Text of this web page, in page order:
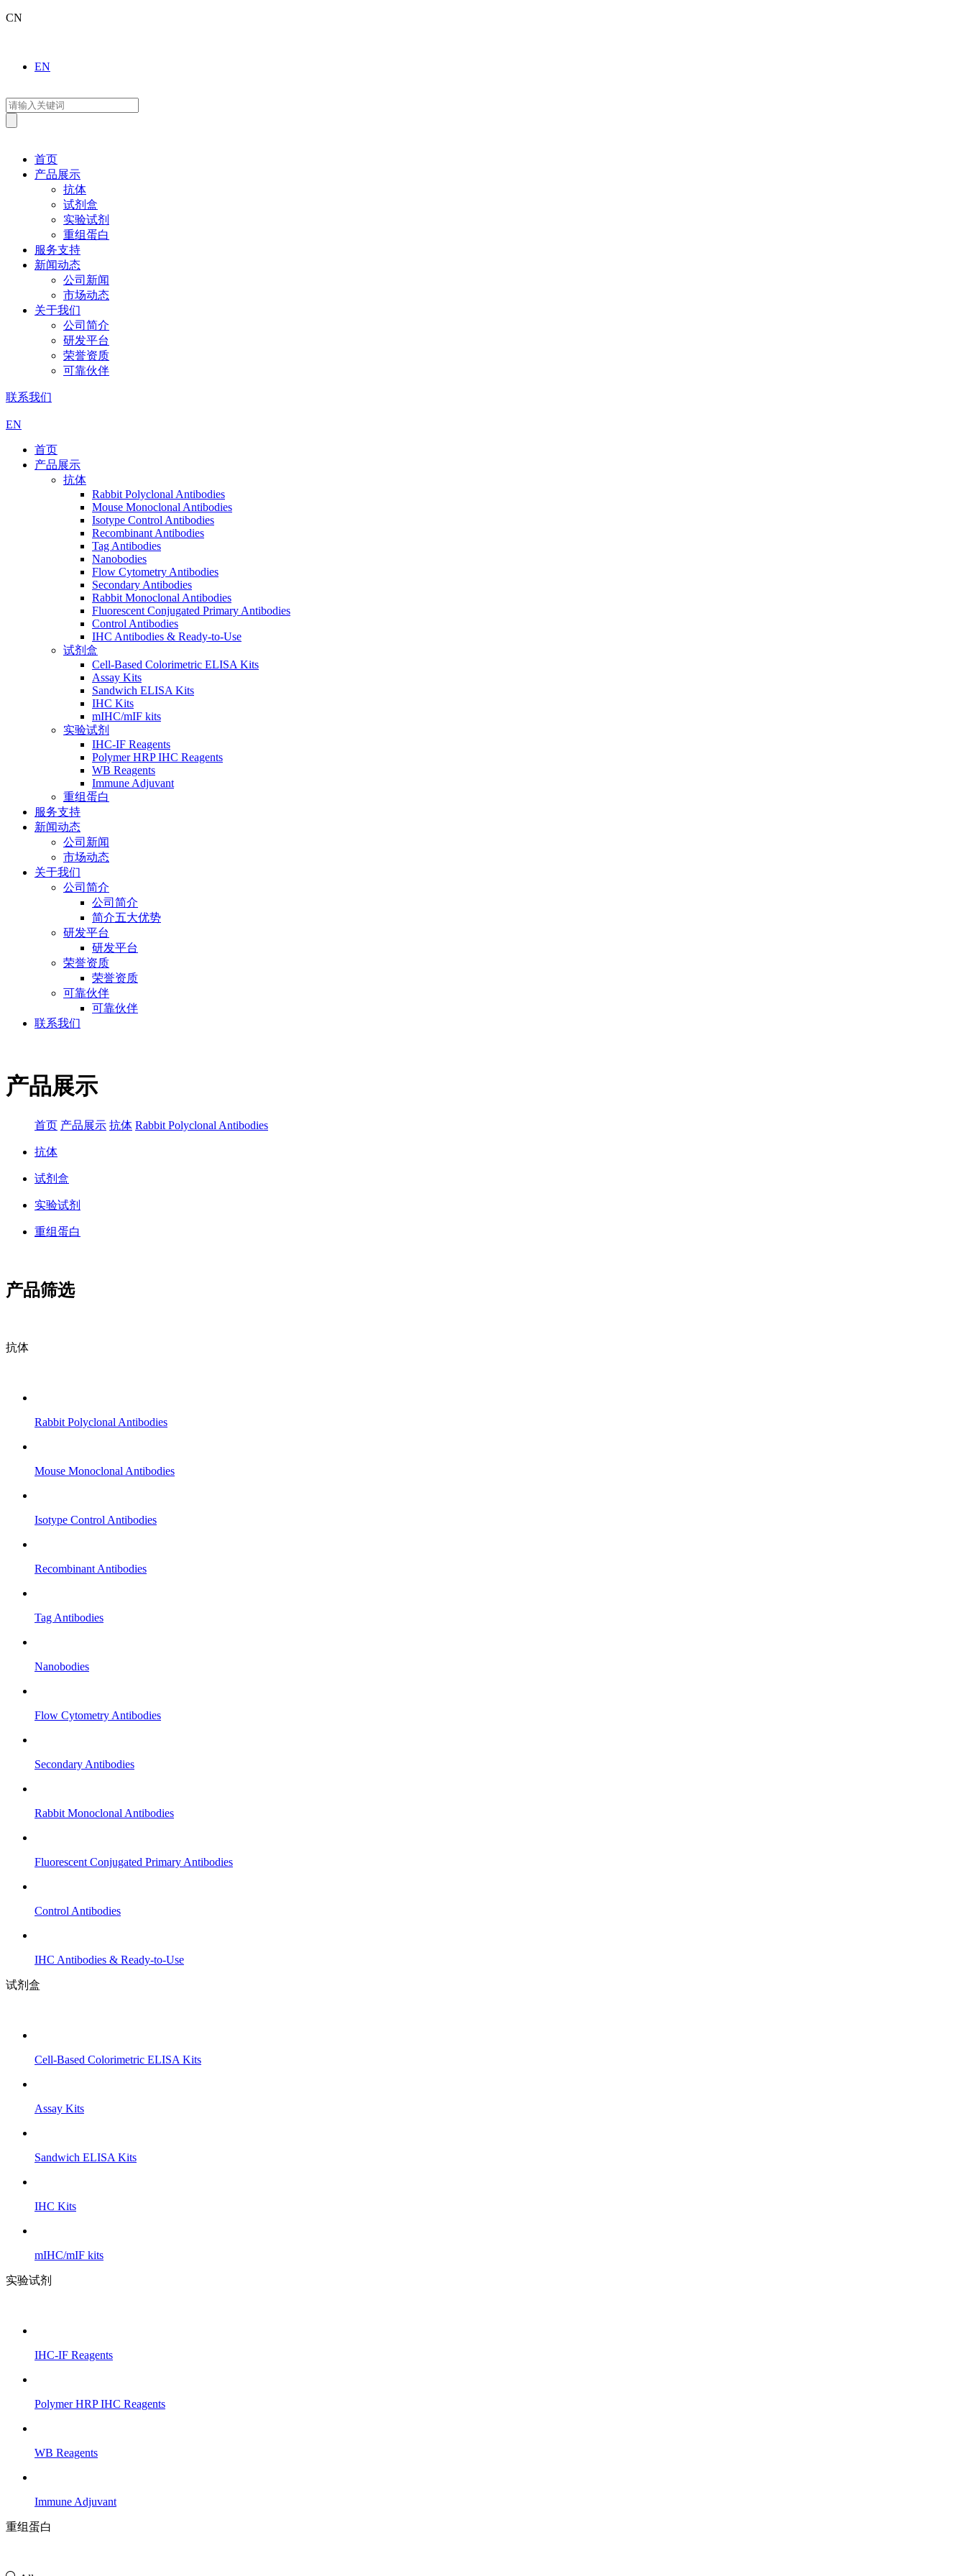
CN
EN
首页
产品展示
抗体
试剂盒
实验试剂
重组蛋白
服务支持
新闻动态
公司新闻
市场动态
关于我们
公司简介
研发平台
荣誉资质
可靠伙伴
联系我们
EN
首页
产品展示
抗体
Rabbit Polyclonal Antibodies
Mouse Monoclonal Antibodies
Isotype Control Antibodies
Recombinant Antibodies
Tag Antibodies
Nanobodies
Flow Cytometry Antibodies
Secondary Antibodies
Rabbit Monoclonal Antibodies
Fluorescent Conjugated Primary Antibodies
Control Antibodies
IHC Antibodies & Ready-to-Use
试剂盒
Cell-Based Colorimetric ELISA Kits
Assay Kits
Sandwich ELISA Kits
IHC Kits
mIHC/mIF kits
实验试剂
IHC-IF Reagents
Polymer HRP IHC Reagents
WB Reagents
Immune Adjuvant
重组蛋白
服务支持
新闻动态
公司新闻
市场动态
关于我们
公司简介
公司简介
简介五大优势
研发平台
研发平台
荣誉资质
荣誉资质
可靠伙伴
可靠伙伴
联系我们
产品展示
首页 产品展示 抗体 Rabbit Polyclonal Antibodies
抗体
试剂盒
实验试剂
重组蛋白
产品筛选
抗体
Rabbit Polyclonal Antibodies
Mouse Monoclonal Antibodies
Isotype Control Antibodies
Recombinant Antibodies
Tag Antibodies
Nanobodies
Flow Cytometry Antibodies
Secondary Antibodies
Rabbit Monoclonal Antibodies
Fluorescent Conjugated Primary Antibodies
Control Antibodies
IHC Antibodies & Ready-to-Use
试剂盒
Cell-Based Colorimetric ELISA Kits
Assay Kits
Sandwich ELISA Kits
IHC Kits
mIHC/mIF kits
实验试剂
IHC-IF Reagents
Polymer HRP IHC Reagents
WB Reagents
Immune Adjuvant
重组蛋白